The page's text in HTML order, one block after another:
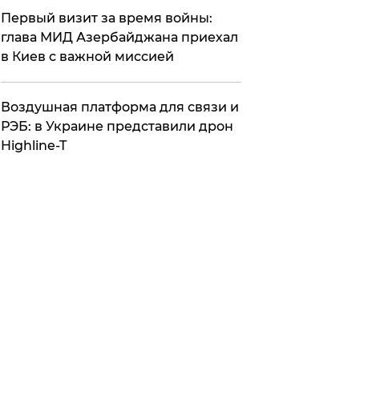
Первый визит за время войны:
глава МИД Азербайджана приехал
в Киев с важной миссией
Воздушная платформа для связи и
РЭБ: в Украине представили дрон
Highline-T